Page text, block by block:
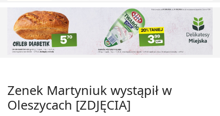
Zenek Martyniuk wystąpił w
Oleszycach [ZDJĘCIA]